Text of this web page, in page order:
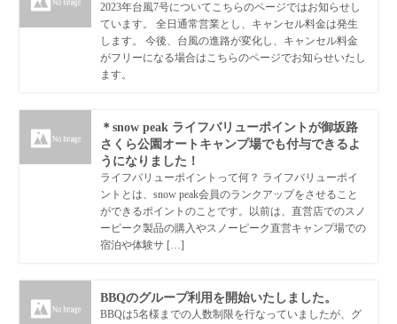
2023年台風7号についてこちらのページではお知らせし
ています。 全日通常営業とし、キャンセル料金は発生
します。 今後、台風の進路が変化し、キャンセル料金
がフリーになる場合はこちらのページでお知らせいたし
ます。
＊snow peak ライフバリューポイントが御坂路
さくら公園オートキャンプ場でも付与できるよ
うになりました！
ライフバリューポイントって何？ ライフバリューポイ
ントとは、snow peak会員のランクアップをさせること
ができるポイントのことです。以前は、直営店でのスノ
ーピーク製品の購入やスノーピーク直営キャンプ場での
宿泊や体験サ […]
BBQのグループ利用を開始いたしました。
BBQは5名様までの人数制限を行なっていましたが、グ